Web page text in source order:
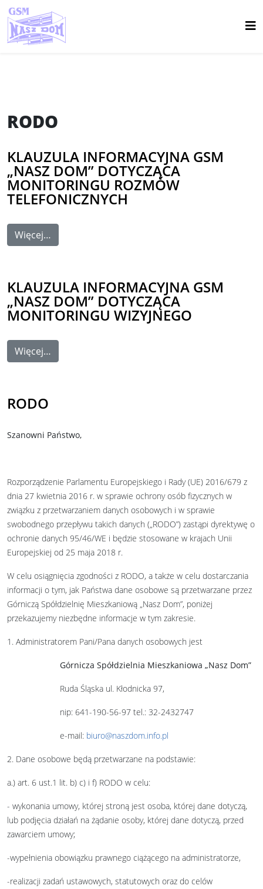
RODO
KLAUZULA INFORMACYJNA GSM
„NASZ DOM” DOTYCZĄCA
MONITORINGU ROZMÓW
TELEFONICZNYCH
Więcej…
KLAUZULA INFORMACYJNA GSM
„NASZ DOM” DOTYCZĄCA
MONITORINGU WIZYJNEGO
Więcej…
RODO
Szanowni Państwo,
Rozporządzenie Parlamentu Europejskiego i Rady (UE) 2016/679 z
dnia 27 kwietnia 2016 r. w sprawie ochrony osób fizycznych w
związku z przetwarzaniem danych osobowych i w sprawie
swobodnego przepływu takich danych („RODO”) zastąpi dyrektywę o
ochronie danych 95/46/WE i będzie stosowane w krajach Unii
Europejskiej od 25 maja 2018 r.
W celu osiągnięcia zgodności z RODO, a także w celu dostarczania
informacji o tym, jak Państwa dane osobowe są przetwarzane przez
Górniczą Spółdzielnię Mieszkaniową „Nasz Dom”, poniżej
przekazujemy niezbędne informacje w tym zakresie.
1. Administratorem Pani/Pana danych osobowych jest
Górnicza Spółdzielnia Mieszkaniowa „Nasz Dom”
Ruda Śląska ul. Kłodnicka 97,
nip: 641-190-56-97 tel.: 32-2432747
e-mail: biuro@naszdom.info.pl
2. Dane osobowe będą przetwarzane na podstawie:
a.) art. 6 ust.1 lit. b) c) i f) RODO w celu:
- wykonania umowy, której stroną jest osoba, której dane dotyczą,
lub podjęcia działań na żądanie osoby, której dane dotyczą, przed
zawarciem umowy;
-wypełnienia obowiązku prawnego ciążącego na administratorze,
-realizacji zadań ustawowych, statutowych oraz do celów